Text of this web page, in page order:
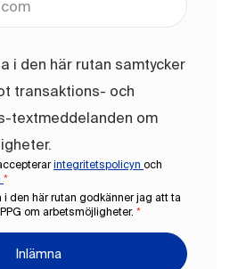
i den här rutan samtycker
transaktions- och
textmeddelanden om
integritetspolicyn och
*
i den här rutan godkänner jag att ta
om arbetsmöjligheter. *
Inlämna